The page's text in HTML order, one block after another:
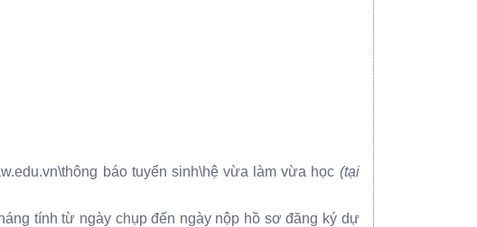
báo tuyển sinh\hệ vừa làm vừa học (tại
tính từ ngày chụp đến ngày nộp hồ sơ đăng ký dự